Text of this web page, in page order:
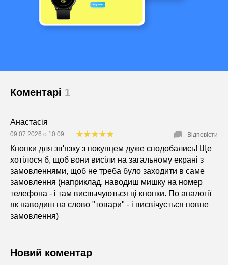
Коментарі 1
Анастасія
09.07.2026 о 10:09
Кнопки для зв'язку з покупцем дуже сподобались! Ще
хотілося б, щоб вони висіли на загальному екрані з
замовленнями, щоб не треба було заходити в саме
замовлення (наприклад, наводиш мишку на номер
телефона - і там висвычуються ці кнопки. По аналогії
як наводиш на слово "товари" - і висвічується повне
замовлення)
Відповісти
Новий коментар